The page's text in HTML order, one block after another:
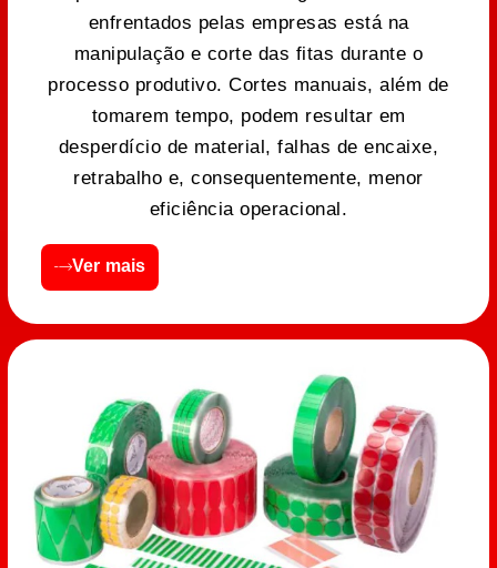
enfrentados pelas empresas está na
manipulação e corte das fitas durante o
processo produtivo. Cortes manuais, além de
tomarem tempo, podem resultar em
desperdício de material, falhas de encaixe,
retrabalho e, consequentemente, menor
eficiência operacional.
Ver mais